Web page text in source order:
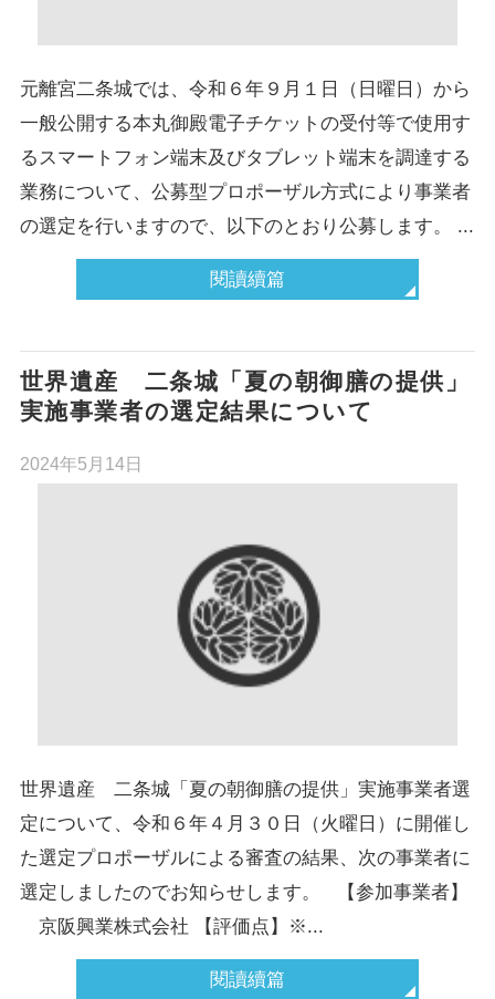
元離宮二条城では、令和６年９月１日（日曜日）から
一般公開する本丸御殿電子チケットの受付等で使用す
るスマートフォン端末及びタブレット端末を調達する
業務について、公募型プロポーザル方式により事業者
の選定を行いますので、以下のとおり公募します。 ...
閱讀續篇
世界遺産 二条城「夏の朝御膳の提供」
実施事業者の選定結果について
2024年5月14日
世界遺産 二条城「夏の朝御膳の提供」実施事業者選
定について、令和６年４月３０日（火曜日）に開催し
た選定プロポーザルによる審査の結果、次の事業者に
選定しましたのでお知らせします。 【参加事業者】
京阪興業株式会社 【評価点】※...
閱讀續篇